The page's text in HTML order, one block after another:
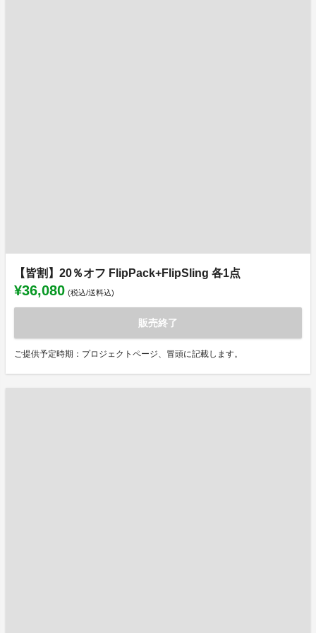
【皆割】20％オフ FlipPack+FlipSling 各1点
¥36,080 (税込/送料込)
販売終了
ご提供予定時期：プロジェクトページ、冒頭に記載します。